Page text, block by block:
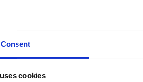
Consent
cookies
televisivi
2005 e di